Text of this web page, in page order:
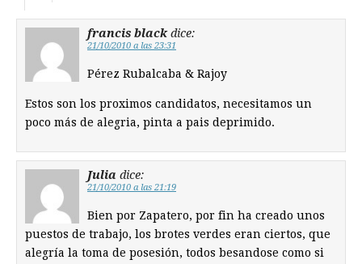
francis black dice:
21/10/2010 a las 23:31
Pérez Rubalcaba & Rajoy
Estos son los proximos candidatos, necesitamos un
poco más de alegria, pinta a pais deprimido.
Julia dice:
21/10/2010 a las 21:19
Bien por Zapatero, por fin ha creado unos
puestos de trabajo, los brotes verdes eran ciertos, que
alegría la toma de posesión, todos besandose como si